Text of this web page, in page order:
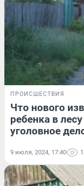
ПРОИСШЕСТВИЯ
Что нового
ребенка в
уголовное
9 июля, 2024, 17:40